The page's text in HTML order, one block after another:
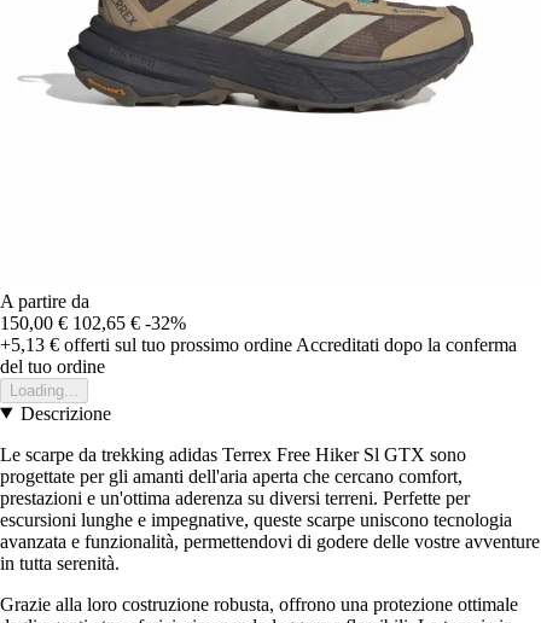
A partire da
150,00 € 102,65 € -32%
+5,13 € offerti sul tuo prossimo ordine Accreditati dopo la conferma
del tuo ordine
Loading...
Descrizione
Le scarpe da trekking adidas Terrex Free Hiker Sl GTX sono
progettate per gli amanti dell'aria aperta che cercano comfort,
prestazioni e un'ottima aderenza su diversi terreni. Perfette per
escursioni lunghe e impegnative, queste scarpe uniscono tecnologia
avanzata e funzionalità, permettendovi di godere delle vostre avventure
in tutta serenità.
Grazie alla loro costruzione robusta, offrono una protezione ottimale